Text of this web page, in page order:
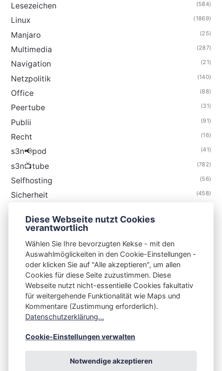
Lesezeichen (584)
Linux (1869)
Manjaro (25)
Multimedia (287)
Navigation (21)
Netzpolitik (140)
Office (88)
Peertube (31)
Publii (91)
Recht (16)
s3n📢pod (41)
s3n📺tube (782)
Selfhosting (56)
Sicherheit (458)
Thunderbird
S3N🧩NET
Integrating Open-Source Blog Network (iOSBN)
Impressum
Kontakt
Diese Webseite nutzt Cookies
verantwortlich
Wählen Sie Ihre bevorzugten Kekse - mit den
Auswahlmöglickeiten in den Cookie-Einstellungen -
oder klicken Sie auf "Alle akzeptieren", um allen
Cookies für diese Seite zuzustimmen. Diese
Webseite nutzt nicht-essentielle Cookies fakultativ
für weitergehende Funktionalität wie Maps und
Kommentare (Zustimmung erforderlich).
Datenschutzerklärung...
Cookie-Einstellungen verwalten
Notwendige akzeptieren